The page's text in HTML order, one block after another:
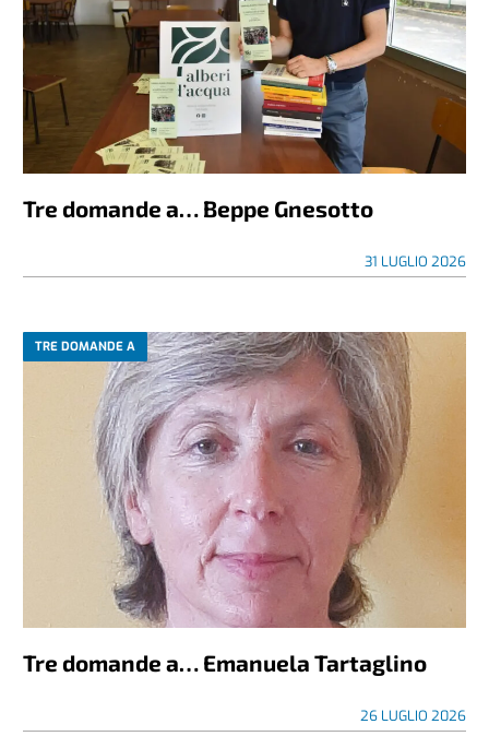
Tre domande a… Beppe Gnesotto
31 LUGLIO 2026
TRE DOMANDE A
Tre domande a… Emanuela Tartaglino
26 LUGLIO 2026